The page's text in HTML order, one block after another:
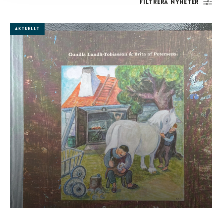
Filtrera nyheter
Aktuellt